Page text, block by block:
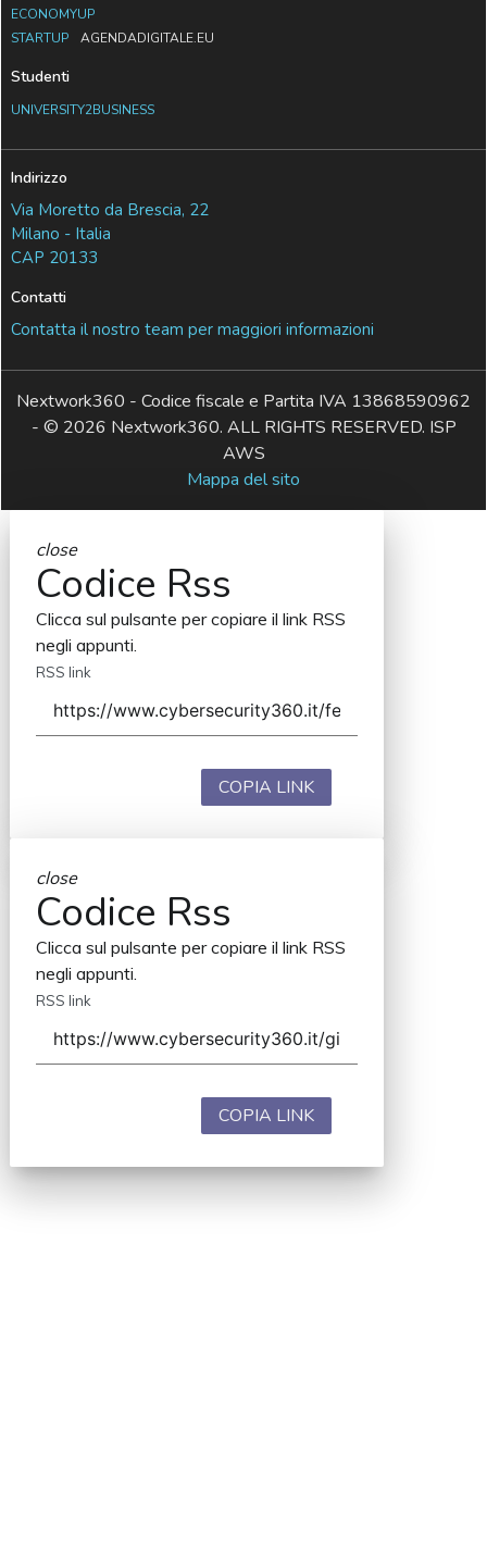
ECONOMYUP
STARTUP
AGENDADIGITALE.EU
Studenti
UNIVERSITY2BUSINESS
Indirizzo
Via Moretto da Brescia, 22
Milano - Italia
CAP 20133
Contatti
Contatta il nostro team per maggiori informazioni
Nextwork360 - Codice fiscale e Partita IVA 13868590962
- © 2026 Nextwork360. ALL RIGHTS RESERVED. ISP
AWS
Mappa del sito
close
Codice Rss
Clicca sul pulsante per copiare il link RSS
negli appunti.
RSS link
COPIA LINK
close
Codice Rss
Clicca sul pulsante per copiare il link RSS
negli appunti.
RSS link
COPIA LINK